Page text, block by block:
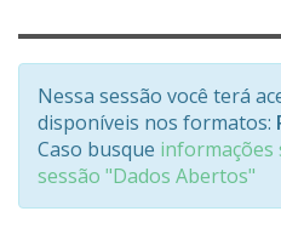
Nessa sessão você terá
disponíveis nos formatos:
Caso busque informações
sessão "Dados Abertos"